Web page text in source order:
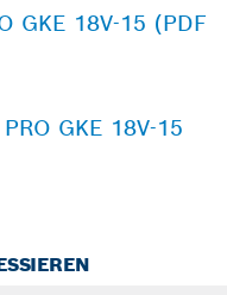
GKE 18V-15 (PDF
GKE 18V-15